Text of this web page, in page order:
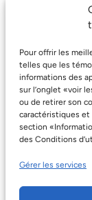
Pour offrir les
telles que les
informations des
sur l’onglet «voir
ou de retirer son
caractéristiques et
section
des Conditions
Gérer les services
Gaia-X
Why GAIA-X